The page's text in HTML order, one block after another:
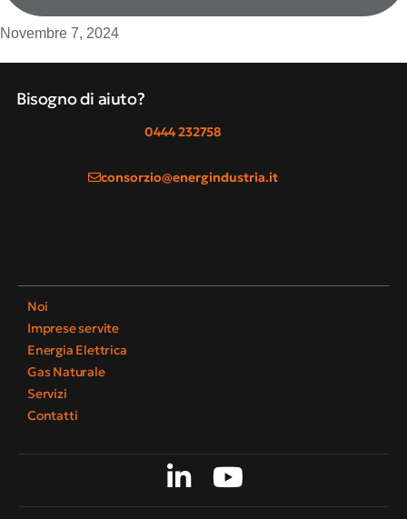
Novembre 7, 2024
Bisogno di aiuto?
0444 232758
consorzio@energindustria.it
Noi
Imprese servite
Energia Elettrica
Gas Naturale
Servizi
Contatti